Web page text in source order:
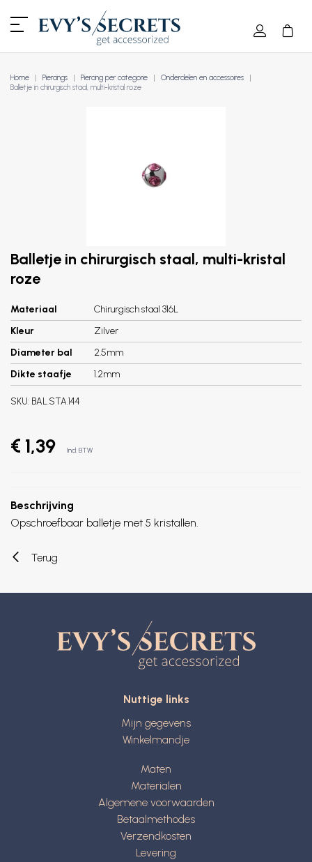
Home Piercings Piercing per categorie
Onderdelen en accessoires
Balletje in chirurgisch staal, multi-kristal roze
Balletje in chirurgisch staal, multi-kristal
roze
Materiaal
Chirurgisch staal 316L
Kleur
Zilver
Diameter bal
2.5mm
Dikte staafje
1.2mm
SKU: BAL.STA.144
€ 1,39 Incl. BTW
Beschrijving
Opschroefbaar balletje met 5 kristallen.
Terug
Nuttige links
Mijn gegevens
Winkelmandje
Maten
Materialen
Algemene voorwaarden
Betaalmethodes
Verzendkosten
Levering